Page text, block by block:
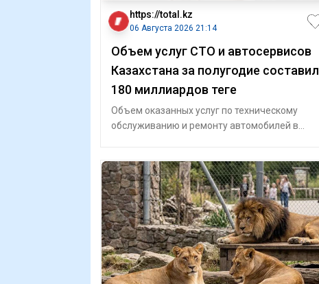
https://total.kz
06 Августа 2026 21:14
Объем услуг СТО и автосервисов
Казахстана за полугодие составил
180 миллиардов теңге
Объем оказанных услуг по техническому
обслуживанию и ремонту автомобилей в